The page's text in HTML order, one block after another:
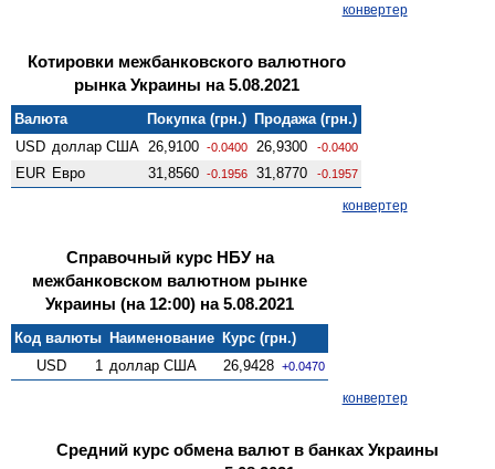
конвертер
Котировки межбанковского валютного
рынка Украины на 5.08.2021
Валюта Покупка (грн.) Продажа (грн.)
USD доллар США 26,9100 -0.0400 26,9300 -0.0400
EUR Евро 31,8560 -0.1956 31,8770 -0.1957
конвертер
Справочный курс НБУ на
межбанковском валютном рынке
Украины (на 12:00) на 5.08.2021
Код валюты Наименование Курс (грн.)
USD
1 доллар США 26,9428 +0.0470
конвертер
Средний курс обмена валют в банках Украины